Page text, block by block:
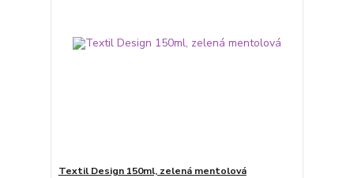
Textil Design 150ml, zelená mentolová